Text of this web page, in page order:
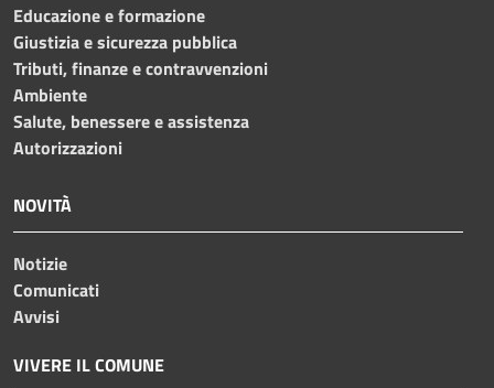
Educazione e formazione
Giustizia e sicurezza pubblica
Tributi, finanze e contravvenzioni
Ambiente
Salute, benessere e assistenza
Autorizzazioni
NOVITÀ
Notizie
Comunicati
Avvisi
VIVERE IL COMUNE